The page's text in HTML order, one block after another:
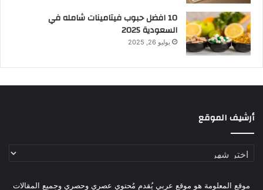
10 افضل حبوب فيتامينات شامله​ في
السعودية 2025
يوليو 26, 2025
أرشيف الموقع
أرشيف
موقع المعلومة هو موقع عربي يُقدم مُحتوي عصري وحصري وجميع المقالات